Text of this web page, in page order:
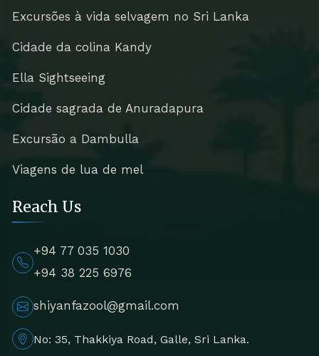
Excursões à vida selvagem no Sri Lanka
Cidade da colina Kandy
Ella Sightseeing
Cidade sagrada de Anuradapura
Excursão a Dambulla
Viagens de lua de mel
Reach Us
+94 77 035 1030
+94 38 225 6976
shiyanfazool@gmail.com
No: 35, Thakkiya Road, Galle, Sri Lanka.